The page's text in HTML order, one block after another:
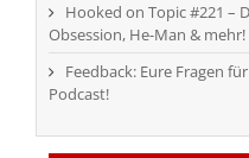
Hooked on Topic #221 –
Obsession, He-Man & mehr!
Feedback: Eure Fragen
Podcast!